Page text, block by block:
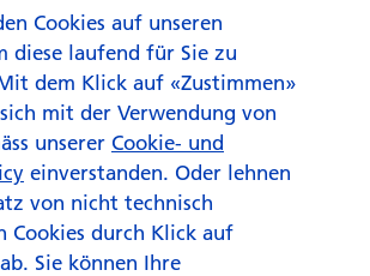
die Rolle des stellvertretenden Leiters
aus. Seinen Karrierestart in der
er als Equity Research Analyst bei
in Mailand.
an der Universität Rom
einen Master in Finance and
der European School of Economics.
Financial Analyst (CFA).
Cookies auf unseren
diese laufend für Sie zu
dem Klick auf «Zustimmen»
mit der Verwendung von
unserer Cookie- und
einverstanden. Oder lehnen
von nicht technisch
Cookies durch Klick auf
Sie können Ihre